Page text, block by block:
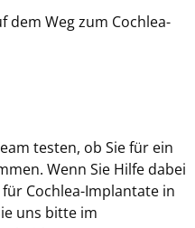
dem Weg zum Cochlea-
testen, ob Sie für ein
Wenn Sie Hilfe dabei
Cochlea-Implantate in
uns bitte im